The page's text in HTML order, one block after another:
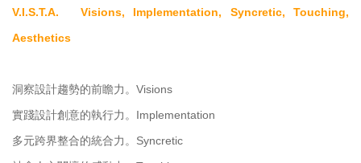
V.I.S.T.A. Visions, Implementation, Syncretic, Touching,
Aesthetics
洞察設計趨勢的前瞻力。Visions
實踐設計創意的執行力。Implementation
多元跨界整合的統合力。Syncretic